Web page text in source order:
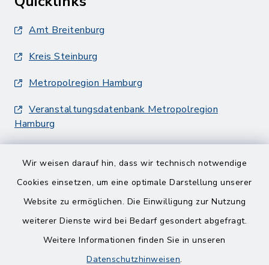
Wir weisen darauf hin, dass wir technisch notwendige
Cookies einsetzen, um eine optimale Darstellung unserer
Website zu ermöglichen. Die Einwilligung zur Nutzung
weiterer Dienste wird bei Bedarf gesondert abgefragt.
Weitere Informationen finden Sie in unseren
Datenschutzhinweisen.
Amt Breitenburg
Kreis Steinburg
Metropolregion Hamburg
Veranstaltungsdatenbank Metropolregion
Hamburg
Barrierefreiheit